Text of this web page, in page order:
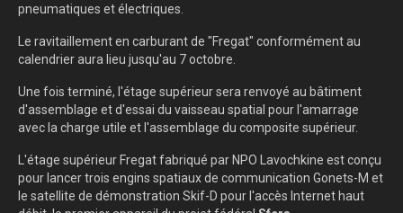
pneumatiques et électriques.
Le ravitaillement en carburant de "Fregat" conformément au
calendrier aura lieu jusqu'au 7 octobre.
Une fois terminé, l'étage supérieur sera renvoyé au bâtiment
d'assemblage et d'essai du vaisseau spatial pour l'amarrage
avec la charge utile et l'assemblage du composite supérieur.
L'étage supérieur Fregat fabriqué par NPO Lavochkine est conçu
pour lancer trois engins spatiaux de communication Gonets-M et
le satellite de démonstration Skif-D pour l'accès Internet haut